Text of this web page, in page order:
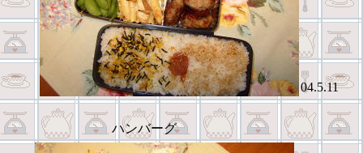
04.5.11
ハンバーグ